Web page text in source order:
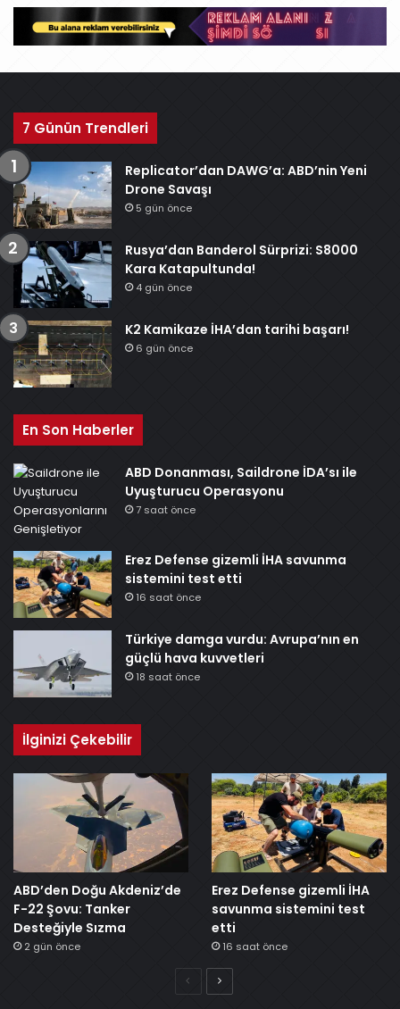
v
7 Günün Trendleri
Replicator’dan DAWG’a: ABD’nin Yeni
Drone Savaşı
5 gün önce
Rusya’dan Banderol Sürprizi: S8000
Kara Katapultunda!
4 gün önce
K2 Kamikaze İHA’dan tarihi başarı!
6 gün önce
En Son Haberler
ABD Donanması, Saildrone İDA’sı ile
Uyuşturucu Operasyonu
7 saat önce
Erez Defense gizemli İHA savunma
sistemini test etti
16 saat önce
Türkiye damga vurdu: Avrupa’nın en
güçlü hava kuvvetleri
18 saat önce
İlginizi Çekebilir
ABD’den Doğu Akdeniz’de
F-22 Şovu: Tanker
Desteğiyle Sızma
2 gün önce
Erez Defense gizemli İHA
savunma sistemini test
etti
16 saat önce
ÖncekiSonraki